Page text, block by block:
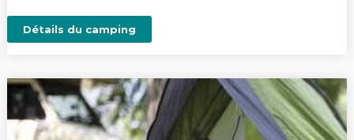
Détails du camping